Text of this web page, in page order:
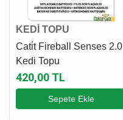
KEDİ TOPU
Cati̇t Fireball Senses 2.0
Kedi Topu
420,00 TL
Sepete Ekle